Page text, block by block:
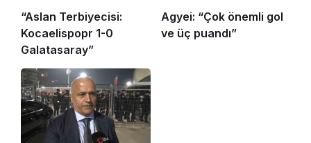
“Aslan Terbiyecisi:
Kocaelispopr 1-0
Galatasaray”
Agyei: “Çok önemli gol
ve üç puandı”